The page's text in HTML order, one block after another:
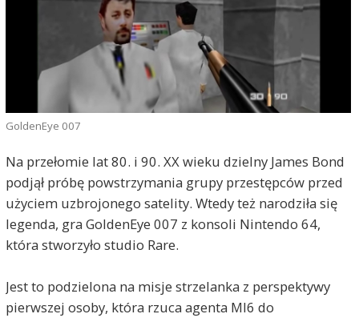
GoldenEye 007
Na przełomie lat 80. i 90. XX wieku dzielny James Bond
podjął próbę powstrzymania grupy przestępców przed
użyciem uzbrojonego satelity. Wtedy też narodziła się
legenda, gra GoldenEye 007 z konsoli Nintendo 64,
która stworzyło studio Rare.
Jest to podzielona na misje strzelanka z perspektywy
pierwszej osoby, która rzuca agenta MI6 do